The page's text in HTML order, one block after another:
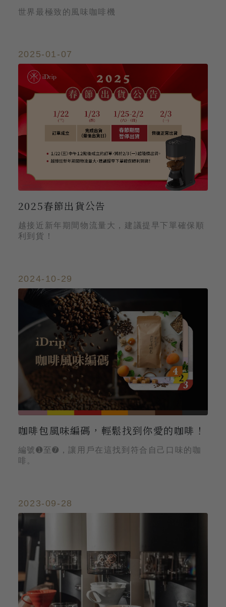
世界最極致的風味咖啡機
2025-01-07
2025春節出貨公告
越接近新年期間物流量大，建議提早下單確保順
利到貨！
2024-10-29
咖啡包風味編碼，輕鬆找到你愛的咖啡！
編號➊至➐，讓用戶在這找到符合自己口味的咖
啡。
2023-09-28